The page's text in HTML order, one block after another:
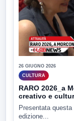
26 GIUGNO 2026
CULTURA
RARO 2026_a
creativo e
Presentata
edizione...